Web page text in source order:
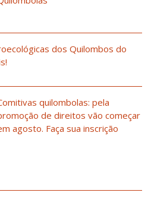
dos Quilombos do
quilombolas: pela
de direitos vão começar
agosto. Faça sua inscrição